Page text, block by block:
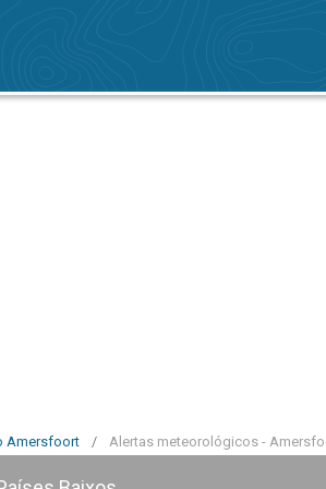
Amersfoort / Alertas meteorológicos -